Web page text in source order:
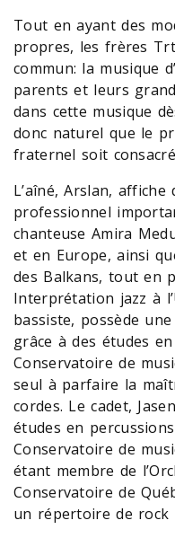
Tout en ayant des
propres, les frères
commun: la musique
parents et leurs
dans cette musique
donc naturel que le
fraternel soit
L’aîné, Arslan,
professionnel
chanteuse Amira
et en Europe, ainsi
des Balkans, tout en
Interprétation jazz à
bassiste, possède
grâce à des études
Conservatoire de
seul à parfaire la
cordes. Le cadet,
études en
Conservatoire de
étant membre de
Conservatoire de
un répertoire de rock